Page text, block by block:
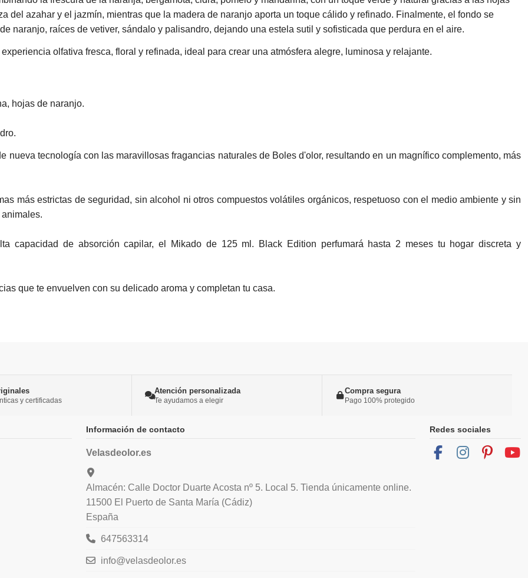
del azahar y el jazmín, mientras que la madera de naranjo aporta un toque cálido y refinado. Finalmente, el fondo se
naranjo, raíces de vetiver, sándalo y palisandro, dejando una estela sutil y sofisticada que perdura en el aire.
olfativa fresca, floral y refinada, ideal para crear una atmósfera alegre, luminosa y relajante.
hojas de naranjo.
nueva tecnología con las maravillosas fragancias naturales de Boles d'olor, resultando en un magnífico complemento, más
más estrictas de seguridad, sin alcohol ni otros compuestos volátiles orgánicos, respetuoso con el medio ambiente y sin
capacidad de absorción capilar, el Mikado de 125 ml. Black Edition perfumará hasta 2 meses tu hogar discreta y
que te envuelven con su delicado aroma y completan tu casa.
y certificadas
Atención personalizada
Te ayudamos a elegir
Compra segura
Pago 100% protegido
Información de contacto
Velasdeolor.es
Almacén: Calle Doctor Duarte Acosta nº 5. Local 5. Tienda únicamente online.
11500 El Puerto de Santa María (Cádiz)
España
647563314
info@velasdeolor.es
Redes sociales